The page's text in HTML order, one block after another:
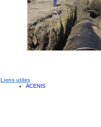
Liens utiles
ACENIS